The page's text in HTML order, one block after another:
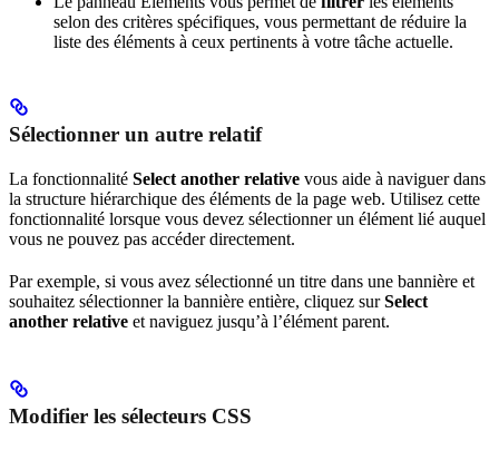
selon des critères spécifiques, vous permettant de réduire la
liste des éléments à ceux pertinents à votre tâche actuelle.
Sélectionner un autre relatif
La fonctionnalité Select another relative vous aide à naviguer dans
la structure hiérarchique des éléments de la page web. Utilisez cette
fonctionnalité lorsque vous devez sélectionner un élément lié auquel
vous ne pouvez pas accéder directement.
Par exemple, si vous avez sélectionné un titre dans une bannière et
souhaitez sélectionner la bannière entière, cliquez surSelect
another relative et naviguez jusqu’à l’élément parent.
Modifier les sélecteurs CSS